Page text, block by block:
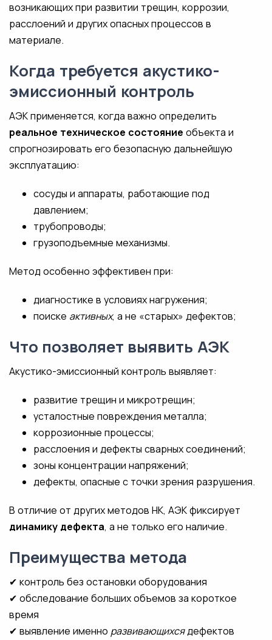
возникающих при развитии трещин, коррозии,
расслоений и других опасных процессов в
материале.
Когда требуется акустико-
эмиссионный контроль
АЭК применяется, когда важно определить
реальное техническое состояние объекта и
спрогнозировать его безопасную дальнейшую
эксплуатацию:
сосуды и аппараты, работающие под
давлением;
трубопроводы;
грузоподъемные механизмы.
Метод особенно эффективен при:
диагностике в условиях нагружения;
поиске активных, а не «старых» дефектов;
Что позволяет выявить АЭК
Акустико-эмиссионный контроль выявляет:
развитие трещин и микротрещин;
усталостные повреждения металла;
коррозионные процессы;
расслоения и дефекты сварных соединений;
зоны концентрации напряжений;
дефекты, опасные с точки зрения разрушения.
В отличие от других методов НК, АЭК фиксирует
динамику дефекта, а не только его наличие.
Преимущества метода
✔ контроль без остановки оборудования
✔ обследование больших объемов за короткое
время
✔ выявление именно развивающихсядефектов